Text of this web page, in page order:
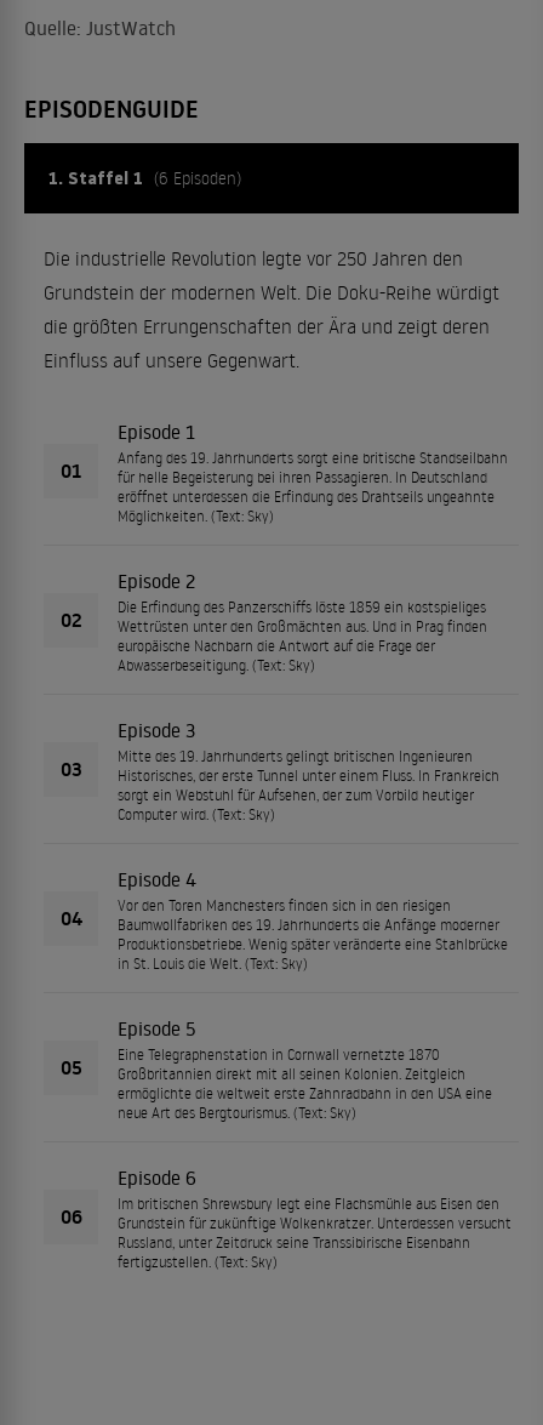
Quelle: JustWatch
EPISODENGUIDE
1. Staffel 1 (6 Episoden)
Die industrielle Revolution legte vor 250 Jahren den
Grundstein der modernen Welt. Die Doku-Reihe würdigt
die größten Errungenschaften der Ära und zeigt deren
Einfluss auf unsere Gegenwart.
01
Episode 1
Anfang des 19. Jahrhunderts sorgt eine britische Standseilbahn
für helle Begeisterung bei ihren Passagieren. In Deutschland
eröffnet unterdessen die Erfindung des Drahtseils ungeahnte
Möglichkeiten. (Text: Sky)
02
Episode 2
Die Erfindung des Panzerschiffs löste 1859 ein kostspieliges
Wettrüsten unter den Großmächten aus. Und in Prag finden
europäische Nachbarn die Antwort auf die Frage der
Abwasserbeseitigung. (Text: Sky)
03
Episode 3
Mitte des 19. Jahrhunderts gelingt britischen Ingenieuren
Historisches, der erste Tunnel unter einem Fluss. In Frankreich
sorgt ein Webstuhl für Aufsehen, der zum Vorbild heutiger
Computer wird. (Text: Sky)
04
Episode 4
Vor den Toren Manchesters finden sich in den riesigen
Baumwollfabriken des 19. Jahrhunderts die Anfänge moderner
Produktionsbetriebe. Wenig später veränderte eine Stahlbrücke
in St. Louis die Welt. (Text: Sky)
05
Episode 5
Eine Telegraphenstation in Cornwall vernetzte 1870
Großbritannien direkt mit all seinen Kolonien. Zeitgleich
ermöglichte die weltweit erste Zahnradbahn in den USA eine
neue Art des Bergtourismus. (Text: Sky)
06
Episode 6
Im britischen Shrewsbury legt eine Flachsmühle aus Eisen den
Grundstein für zukünftige Wolkenkratzer. Unterdessen versucht
Russland, unter Zeitdruck seine Transsibirische Eisenbahn
fertigzustellen. (Text: Sky)